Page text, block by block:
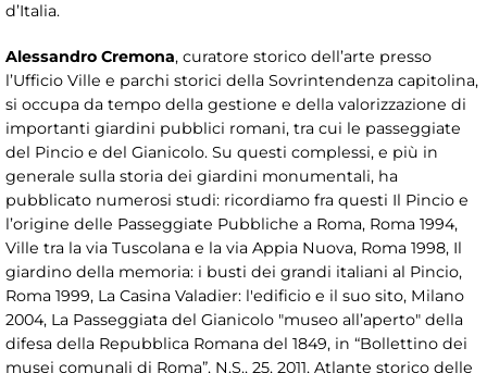
d’Italia.
Alessandro Cremona, curatore storico dell’arte presso
l’Ufficio Ville e parchi storici della Sovrintendenza capitolina,
si occupa da tempo della gestione e della valorizzazione di
importanti giardini pubblici romani, tra cui le passeggiate
del Pincio e del Gianicolo. Su questi complessi, e più in
generale sulla storia dei giardini monumentali, ha
pubblicato numerosi studi: ricordiamo fra questi Il Pincio e
l’origine delle Passeggiate Pubbliche a Roma, Roma 1994,
Ville tra la via Tuscolana e la via Appia Nuova, Roma 1998, Il
giardino della memoria: i busti dei grandi italiani al Pincio,
Roma 1999, La Casina Valadier: l'edificio e il suo sito, Milano
2004, La Passeggiata del Gianicolo "museo all’aperto" della
difesa della Repubblica Romana del 1849, in “Bollettino dei
musei comunali di Roma”, N.S., 25, 2011, Atlante storico delle